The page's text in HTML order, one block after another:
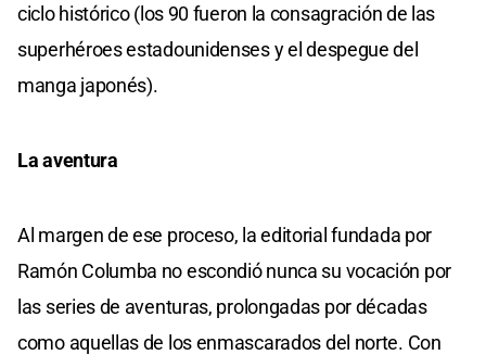
ciclo histórico (los 90 fueron la consagración de las
superhéroes estadounidenses y el despegue del
manga japonés).
La aventura
Al margen de ese proceso, la editorial fundada por
Ramón Columba no escondió nunca su vocación por
las series de aventuras, prolongadas por décadas
como aquellas de los enmascarados del norte. Con